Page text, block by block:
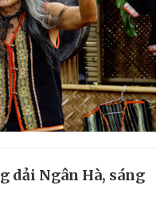
dải Ngân Hà, sáng